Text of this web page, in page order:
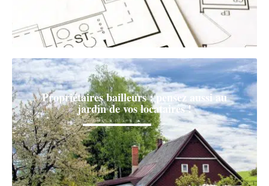
Propriétaires bailleurs : pensez aussi au
jardin de vos locataires !